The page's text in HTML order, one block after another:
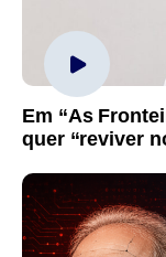
Em “As
quer “reviver